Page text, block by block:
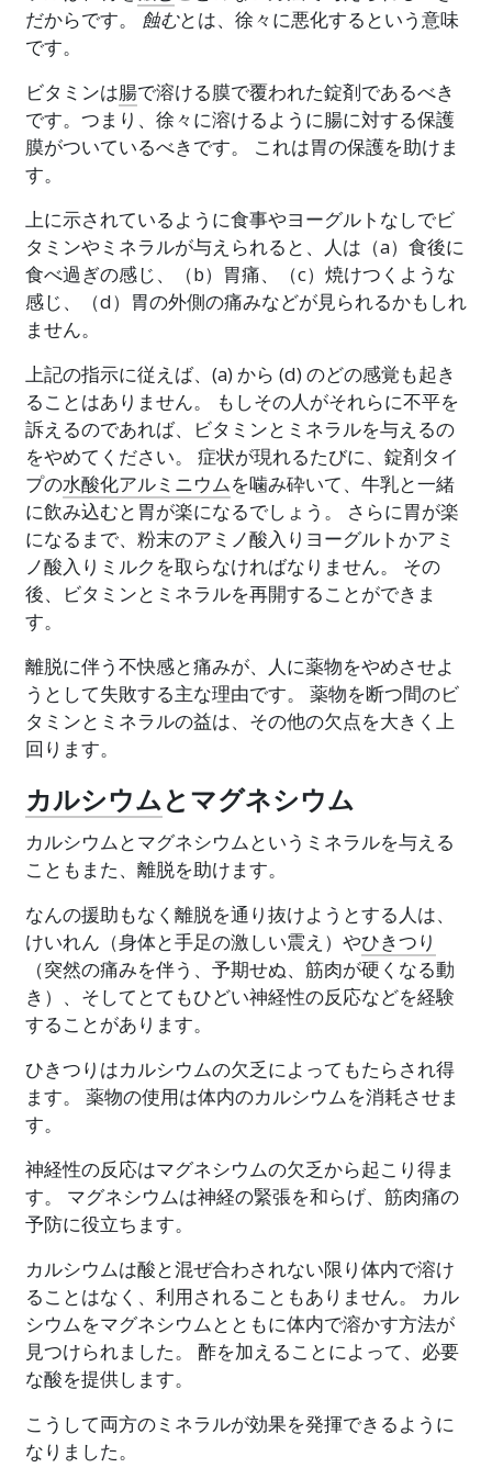
だからです。 蝕むとは、徐々に悪化するという意味
です。
ビタミンは腸で溶ける膜で覆われた錠剤であるべき
です。つまり、徐々に溶けるように腸に対する保護
膜がついているべきです。 これは胃の保護を助けま
す。
上に示されているように食事やヨーグルトなしでビ
タミンやミネラルが与えられると、人は（a）食後に
食べ過ぎの感じ、（b）胃痛、（c）焼けつくような
感じ、（d）胃の外側の痛みなどが見られるかもしれ
ません。
上記の指示に従えば、(a) から (d) のどの感覚も起き
ることはありません。 もしその人がそれらに不平を
訴えるのであれば、ビタミンとミネラルを与えるの
をやめてください。 症状が現れるたびに、錠剤タイ
プの水酸化アルミニウムを噛み砕いて、牛乳と一緒
に飲み込むと胃が楽になるでしょう。 さらに胃が楽
になるまで、粉末のアミノ酸入りヨーグルトかアミ
ノ酸入りミルクを取らなければなりません。 その
後、ビタミンとミネラルを再開することができま
す。
離脱に伴う不快感と痛みが、人に薬物をやめさせよ
うとして失敗する主な理由です。 薬物を断つ間のビ
タミンとミネラルの益は、その他の欠点を大きく上
回ります。
カルシウムとマグネシウム
カルシウムとマグネシウムというミネラルを与える
こともまた、離脱を助けます。
なんの援助もなく離脱を通り抜けようとする人は、
けいれん（身体と手足の激しい震え）やひきつり
（突然の痛みを伴う、予期せぬ、筋肉が硬くなる動
き）、そしてとてもひどい神経性の反応などを経験
することがあります。
ひきつりはカルシウムの欠乏によってもたらされ得
ます。 薬物の使用は体内のカルシウムを消耗させま
す。
神経性の反応はマグネシウムの欠乏から起こり得ま
す。 マグネシウムは神経の緊張を和らげ、筋肉痛の
予防に役立ちます。
カルシウムは酸と混ぜ合わされない限り体内で溶け
ることはなく、利用されることもありません。 カル
シウムをマグネシウムとともに体内で溶かす方法が
見つけられました。 酢を加えることによって、必要
な酸を提供します。
こうして両方のミネラルが効果を発揮できるように
なりました。